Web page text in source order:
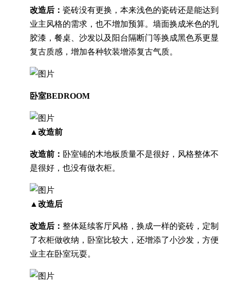
改造后： 瓷砖没有更换，本来浅色的瓷砖还是能达到
业主风格的需求，也不增加预算。墙面换成米色的乳
胶漆，餐桌、沙发以及阳台隔断门等换成黑色系更显
复古质感，增加各种软装增添复古气质。
卧室BEDROOM
▲改造前
改造前： 卧室铺的木地板质量不是很好，风格整体不
是很好，也没有做衣柜。
▲改造后
改造后： 整体延续客厅风格，换成一样的瓷砖，定制
了衣柜做收纳，卧室比较大，还增添了小沙发，方便
业主在卧室玩耍。